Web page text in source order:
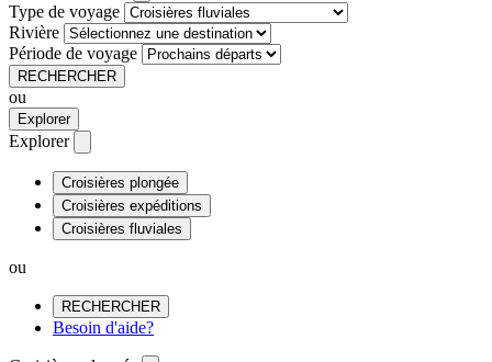
Type de voyage
Rivière
Période de voyage
RECHERCHER
ou
Explorer
Explorer
Croisières plongée
Croisières expéditions
Croisières fluviales
ou
RECHERCHER
Besoin d'aide?